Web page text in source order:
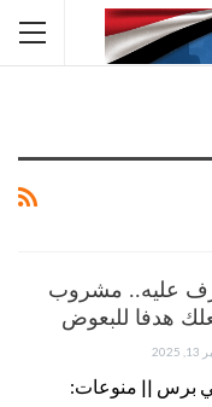
عليه.. مشروب
هدفا للبعوض
برس || منوعات: